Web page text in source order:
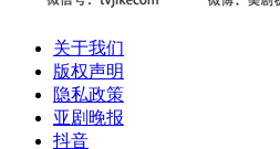
关于我们
版权声明
隐私政策
亚剧晚报
抖音